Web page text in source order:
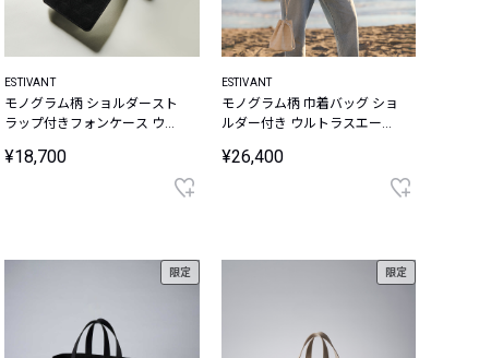
ESTIVANT
モノグラム柄 ショルダースト
ラップ付きフォンケース ウル
¥18,700
ESTIVANT
モノグラム柄 巾着バッグ ショ
ルダー付き ウルトラスエード
¥26,400
限定 限定